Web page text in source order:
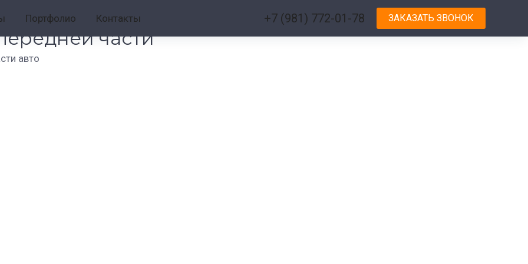
Портфолио Контакты +7 (981) 772-01-78 ЗАКАЗАТЬ ЗВОНОК
части
авто